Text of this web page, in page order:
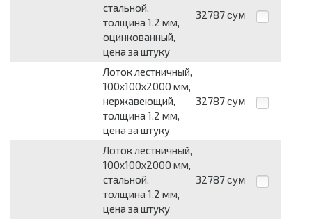
стальной,
толщина 1.2 мм,
оцинкованный,
цена за штуку
32787 сум
Лоток лестничный,
100х100х2000 мм,
нержавеющий,
толщина 1.2 мм,
цена за штуку
32787 сум
Лоток лестничный,
100х100х2000 мм,
стальной,
толщина 1.2 мм,
цена за штуку
32787 сум